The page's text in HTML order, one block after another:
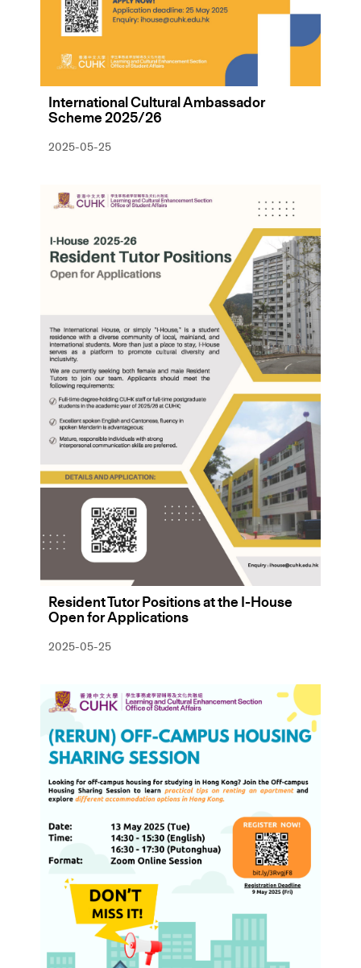
International Cultural Ambassador
Scheme 2025/26
2025-05-25
Resident Tutor Positions at the I-House
Open for Applications
2025-05-25